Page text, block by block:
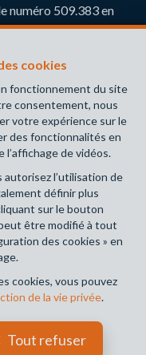
cookies
fonctionnement du site
consentement, nous
votre expérience sur le
des fonctionnalités en
l’affichage de vidéos.
autorisez l’utilisation de
définir plus
sur le bouton
être modifié à tout
des cookies » en
cookies, vous pouvez
de la vie privée.
Tout refuser
numéro 509.383 en
professionnel des
- Soumis au
IPI
via AXA Belgium SA,
n° 730.390.160.
réalisées en Belgique
AND DEVELOPED BY